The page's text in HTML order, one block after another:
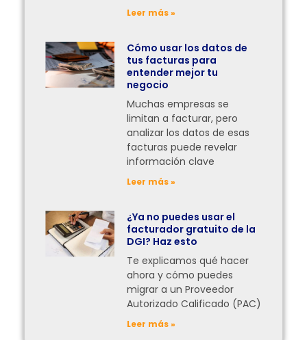
Leer más »
Cómo usar los datos de
tus facturas para
entender mejor tu
negocio
Muchas empresas se
limitan a facturar, pero
analizar los datos de esas
facturas puede revelar
información clave
Leer más »
¿Ya no puedes usar el
facturador gratuito de la
DGI? Haz esto
Te explicamos qué hacer
ahora y cómo puedes
migrar a un Proveedor
Autorizado Calificado (PAC)
Leer más »